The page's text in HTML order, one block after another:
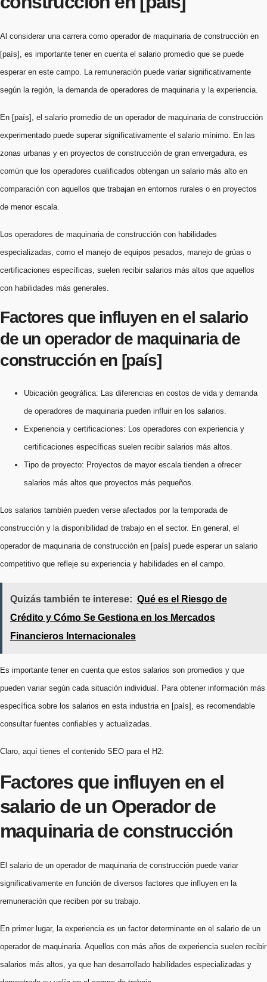
Al considerar una carrera como operador de maquinaria de construcción en
[país], es importante tener en cuenta el salario promedio que se puede
esperar en este campo. La remuneración puede variar significativamente
según la región, la demanda de operadores de maquinaria y la experiencia.
En [país], el salario promedio de un operador de maquinaria de construcción
experimentado puede superar significativamente el salario mínimo. En las
zonas urbanas y en proyectos de construcción de gran envergadura, es
común que los operadores cualificados obtengan un salario más alto en
comparación con aquellos que trabajan en entornos rurales o en proyectos
de menor escala.
Los operadores de maquinaria de construcción con habilidades
especializadas, como el manejo de equipos pesados, manejo de grúas o
certificaciones específicas, suelen recibir salarios más altos que aquellos
con habilidades más generales.
Factores que influyen en el salario
de un operador de maquinaria de
construcción en [país]
Ubicación geográfica: Las diferencias en costos de vida y demanda
de operadores de maquinaria pueden influir en los salarios.
Experiencia y certificaciones: Los operadores con experiencia y
certificaciones específicas suelen recibir salarios más altos.
Tipo de proyecto: Proyectos de mayor escala tienden a ofrecer
salarios más altos que proyectos más pequeños.
Los salarios también pueden verse afectados por la temporada de
construcción y la disponibilidad de trabajo en el sector. En general, el
operador de maquinaria de construcción en [país] puede esperar un salario
competitivo que refleje su experiencia y habilidades en el campo.
Quizás también te interese: Qué es el Riesgo de
Crédito y Cómo Se Gestiona en los Mercados
Financieros Internacionales
Es importante tener en cuenta que estos salarios son promedios y que
pueden variar según cada situación individual. Para obtener información más
específica sobre los salarios en esta industria en [país], es recomendable
consultar fuentes confiables y actualizadas.
Claro, aquí tienes el contenido SEO para el H2:
Factores que influyen en el
salario de un Operador de
maquinaria de construcción
El salario de un operador de maquinaria de construcción puede variar
significativamente en función de diversos factores que influyen en la
remuneración que reciben por su trabajo.
En primer lugar, la experiencia es un factor determinante en el salario de un
operador de maquinaria. Aquellos con más años de experiencia suelen recibir
salarios más altos, ya que han desarrollado habilidades especializadas y